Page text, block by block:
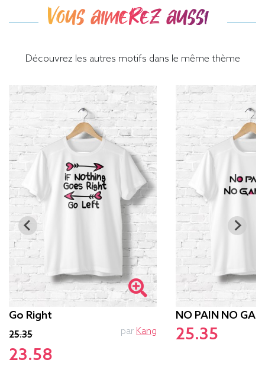
Vous aimerez aussi
Découvrez les autres motifs dans le même thème
Go Right
25.35
23.58
par Kang
NO PAIN NO
25.35